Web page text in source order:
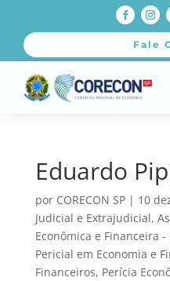
Fale
Eduardo
por CORECON SP| 10
Judicial e Extrajudicial,
Econômica e Financeira -
Pericial em Economia e
Financeiros, Perícia